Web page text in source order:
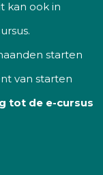
kan ook in
starten
van starten
tot de e-cursus